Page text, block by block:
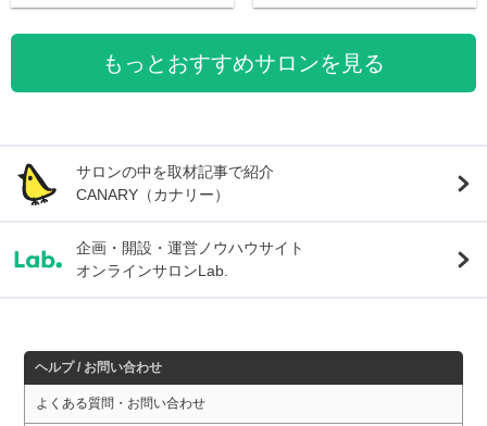
もっとおすすめサロンを見る
サロンの中を取材記事で紹介
CANARY（カナリー）
企画・開設・運営ノウハウサイト
オンラインサロンLab.
ヘルプ / お問い合わせ
よくある質問・お問い合わせ